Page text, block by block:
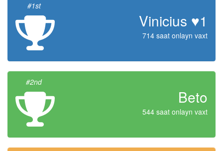
#1st
Vinicius ♥1
714 saat onlayn vaxt
#2nd
Beto
544 saat onlayn vaxt